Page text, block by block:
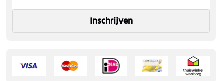
Inschrijven